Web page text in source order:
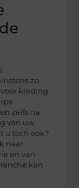
zo
kleding
zelfs na
van uw
u toch ook?
naar
en van
kan